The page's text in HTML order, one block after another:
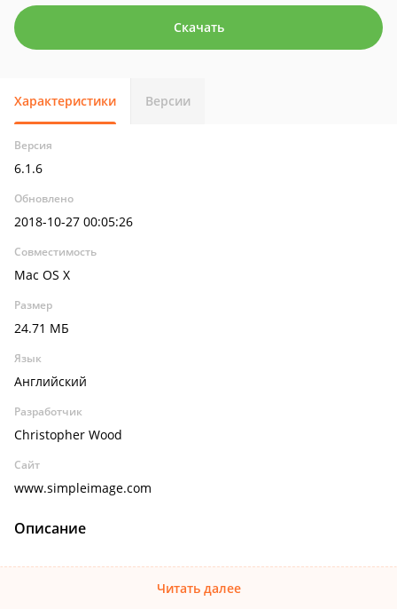
Скачать
Характеристики Версии
Версия
6.1.6
Обновлено
2018-10-27 00:05:26
Совместимость
Mac OS X
Размер
24.71 МБ
Язык
Английский
Разработчик
Christopher Wood
Сайт
www.simpleimage.com
Описание
Читать далее